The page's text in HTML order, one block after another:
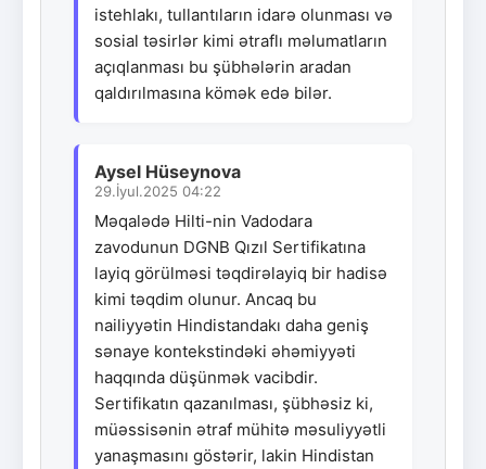
istehlakı, tullantıların idarə olunması və
sosial təsirlər kimi ətraflı məlumatların
açıqlanması bu şübhələrin aradan
qaldırılmasına kömək edə bilər.
Aysel Hüseynova
29.İyul.2025 04:22
Məqalədə Hilti-nin Vadodara
zavodunun DGNB Qızıl Sertifikatına
layiq görülməsi təqdirəlayiq bir hadisə
kimi təqdim olunur. Ancaq bu
nailiyyətin Hindistandakı daha geniş
sənaye kontekstindəki əhəmiyyəti
haqqında düşünmək vacibdir.
Sertifikatın qazanılması, şübhəsiz ki,
müəssisənin ətraf mühitə məsuliyyətli
yanaşmasını göstərir, lakin Hindistan